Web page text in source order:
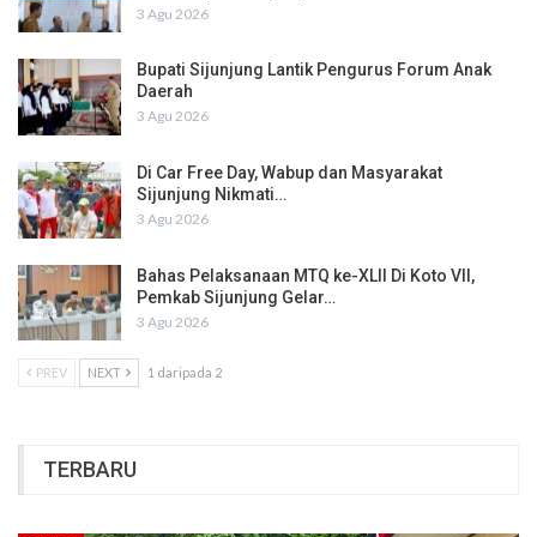
3 Agu 2026
Bupati Sijunjung Lantik Pengurus Forum Anak
Daerah
3 Agu 2026
Di Car Free Day, Wabup dan Masyarakat
Sijunjung Nikmati…
3 Agu 2026
Bahas Pelaksanaan MTQ ke-XLII Di Koto VII,
Pemkab Sijunjung Gelar…
3 Agu 2026
PREV NEXT 1 daripada 2
TERBARU